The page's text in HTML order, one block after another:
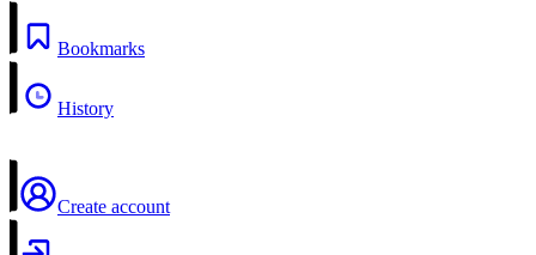
Bookmarks
History
Create account